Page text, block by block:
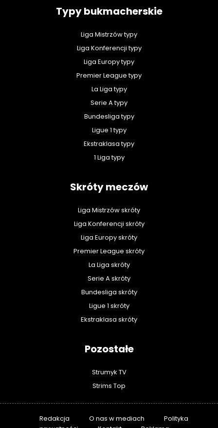
Typy bukmacherskie
Liga Mistrzów typy
Liga Konferencji typy
Liga Europy typy
Premier League typy
La Liga typy
Serie A typy
Bundesliga typy
Ligue 1 typy
Ekstraklasa typy
1 Liga typy
Skróty meczów
Liga Mistrzów skróty
Liga Konferencji skróty
Liga Europy skróty
Premier League skróty
La Liga skróty
Serie A skróty
Bundesliga skróty
Ligue 1 skróty
Ekstraklasa skróty
Pozostałe
Strumyk TV
Strims Top
Redakcja O nas w mediach
Polityka